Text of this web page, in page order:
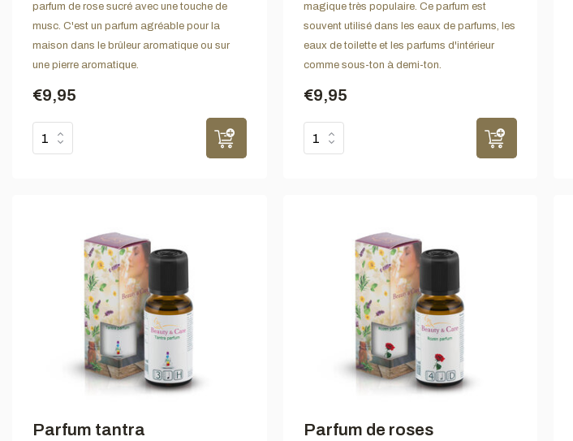
parfum de rose sucré avec une touche de
musc. C'est un parfum agréable pour la
maison dans le brûleur aromatique ou sur
une pierre aromatique.
€9,95
magique très populaire. Ce parfum est
souvent utilisé dans les eaux de parfums, les
eaux de toilette et les parfums d'intérieur
comme sous-ton à demi-ton.
€9,95
Parfum tantra Parfum de roses